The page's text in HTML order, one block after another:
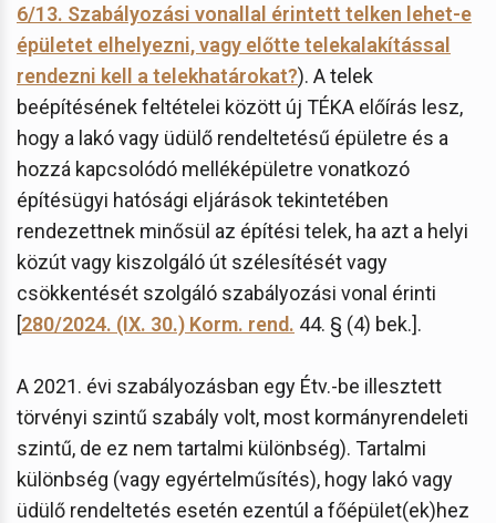
6/13. Szabályozási vonallal érintett telken lehet-e
épületet elhelyezni, vagy előtte telekalakítással
rendezni kell a telekhatárokat?). A telek
beépítésének feltételei között új TÉKA előírás lesz,
hogy a lakó vagy üdülő rendeltetésű épületre és a
hozzá kapcsolódó melléképületre vonatkozó
építésügyi hatósági eljárások tekintetében
rendezettnek minősül az építési telek, ha azt a helyi
közút vagy kiszolgáló út szélesítését vagy
csökkentését szolgáló szabályozási vonal érinti
[280/2024. (IX. 30.) Korm. rend. 44. § (4) bek.].
A 2021. évi szabályozásban egy Étv.-be illesztett
törvényi szintű szabály volt, most kormányrendeleti
szintű, de ez nem tartalmi különbség). Tartalmi
különbség (vagy egyértelműsítés), hogy lakó vagy
üdülő rendeltetés esetén ezentúl a főépület(ek)hez